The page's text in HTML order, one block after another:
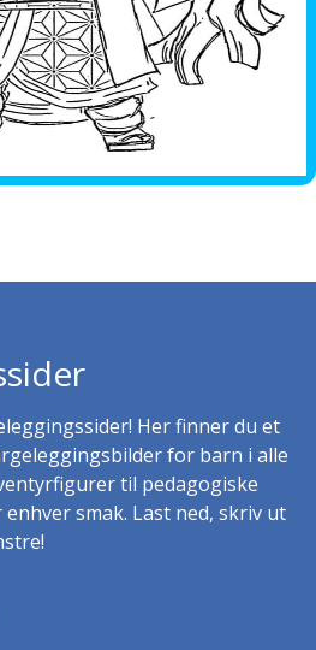
Her finner du et
for barn i alle
til pedagogiske
smak. Last ned, skriv ut